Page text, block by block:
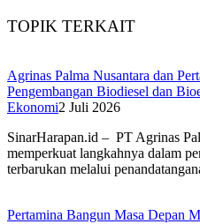
TOPIK TERKAIT
Agrinas Palma Nusantara dan
Pengembangan Biodiesel dan
Ekonomi2 Juli 2026
SinarHarapan.id – PT Agrinas
memperkuat langkahnya dalam
terbarukan melalui
Pertamina Bangun Masa Depan